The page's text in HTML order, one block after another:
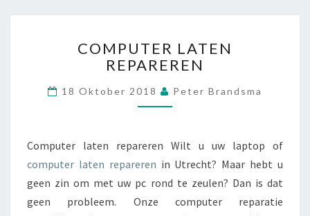
E
N
O
M
U
T
R
A
T
E
COMPUTER LATEN
REPAREREN
18 Oktober 2018 Peter Brandsma
Computer laten repareren Wilt u uw laptop of
computer laten repareren in Utrecht? Maar hebt u
geen zin om met uw pc rond te zeulen? Dan is dat
geen probleem. Onze computer reparatie